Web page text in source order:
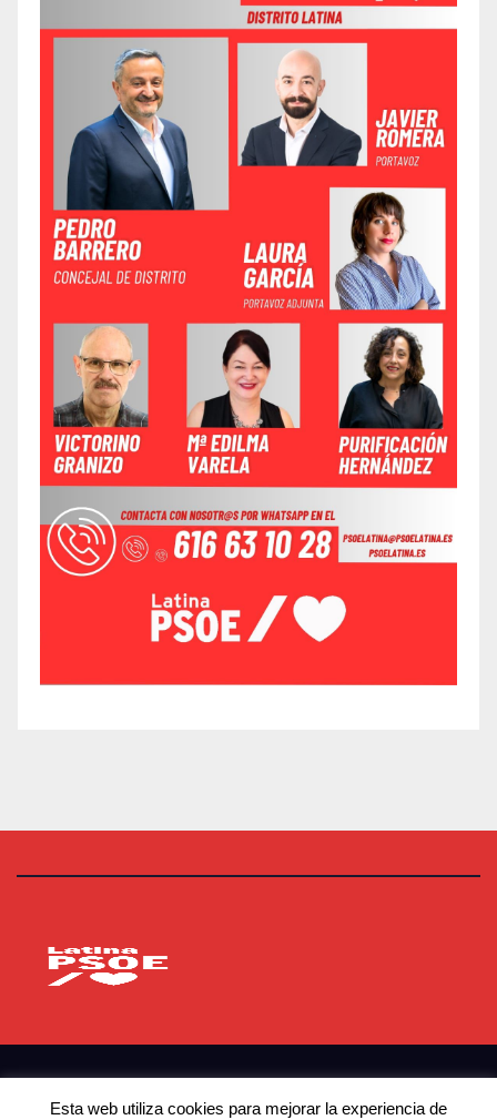
PSOE Latina
Esta web utiliza cookies para mejorar la experiencia de